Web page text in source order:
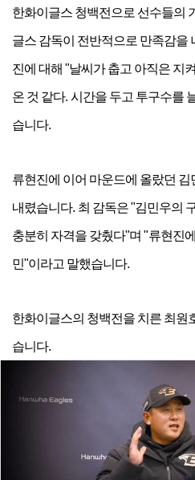
한화이글스 청백전으로 선수들의
글스 감독이 전반적으로 만족감을
진에 대해 "날씨가 춥고 아직은 지
온 것 같다. 시간을 두고 투구수를
습니다.
류현진에 이어 마운드에 올랐던
내렸습니다. 최 감독은"김민우의
충분히 자격을 갖췄다"며"류현진
민"이라고 말했습니다.
한화이글스의 청백전을 치른 최원
습니다.